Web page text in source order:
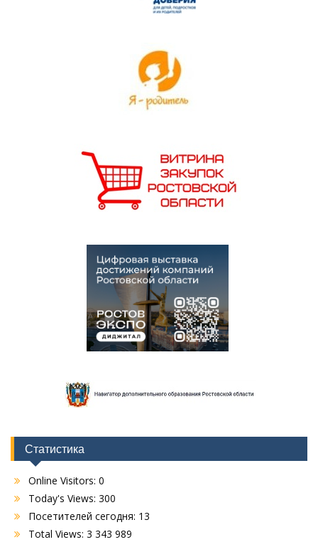
Статистика
Online Visitors: 0
Today's Views: 300
Посетителей сегодня: 13
Total Views: 3 343 989